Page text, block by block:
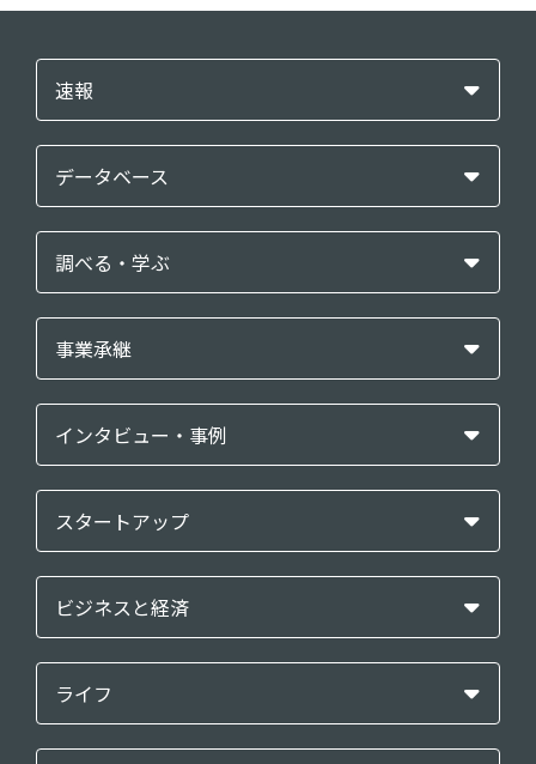
速報
データベース
調べる・学ぶ
事業承継
インタビュー・事例
スタートアップ
ビジネスと経済
ライフ